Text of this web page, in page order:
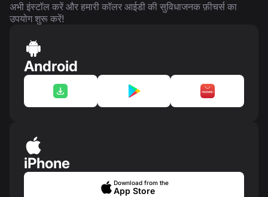
अभी इंस्टॉल करें और हमारी कॉलर आईडी की सुविधाजनक फ़ीचर्स का
उपयोग शुरू करें!
Android
iPhone
Download from the
App Store